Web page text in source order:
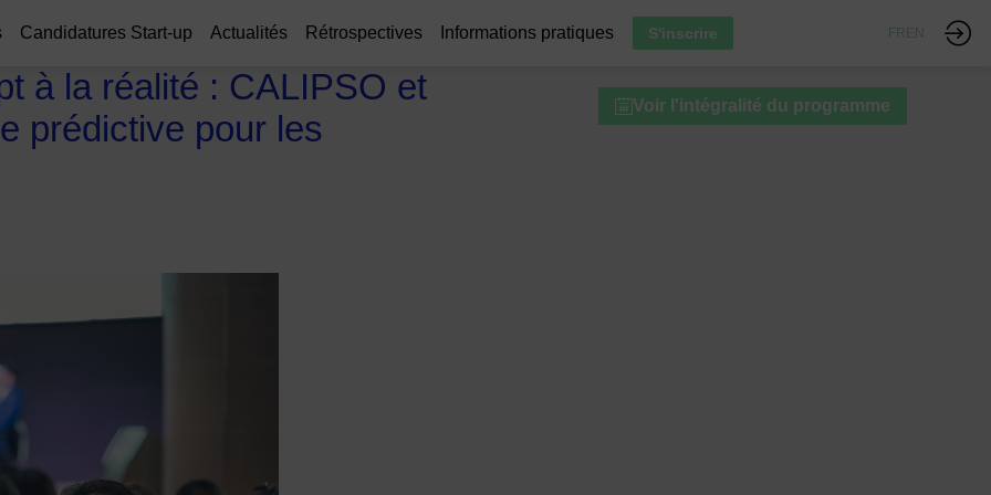
Candidatures Start-up Actualités Rétrospectives Informations pratiques S'inscrire FR
Voir l'intégralité du programme
à la réalité : CALIPSO et
prédictive pour les